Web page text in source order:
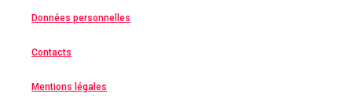
Données personnelles
Contacts
Mentions légales